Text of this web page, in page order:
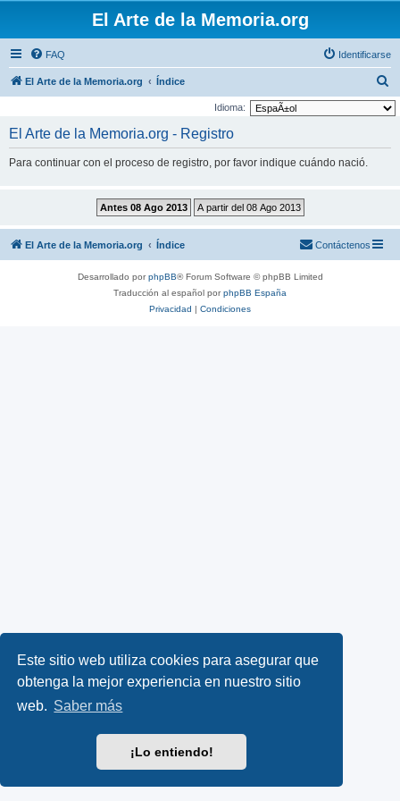
Este sitio web utiliza cookies para asegurar que
obtenga la mejor experiencia en nuestro sitio
web. Saber más
¡Lo entiendo!
El Arte de la Memoria.org
FAQ Identificarse
El Arte de la Memoria.org Índice
u
Idioma:
El Arte de la Memoria.org - Registro
Para continuar con el proceso de registro, por favor indique cuándo nació.
El Arte de la Memoria.org Índice Contáctenos
Desarrollado porphpBB® Forum Software © phpBB Limited
Traducción al español porphpBB España
Privacidad | Condiciones